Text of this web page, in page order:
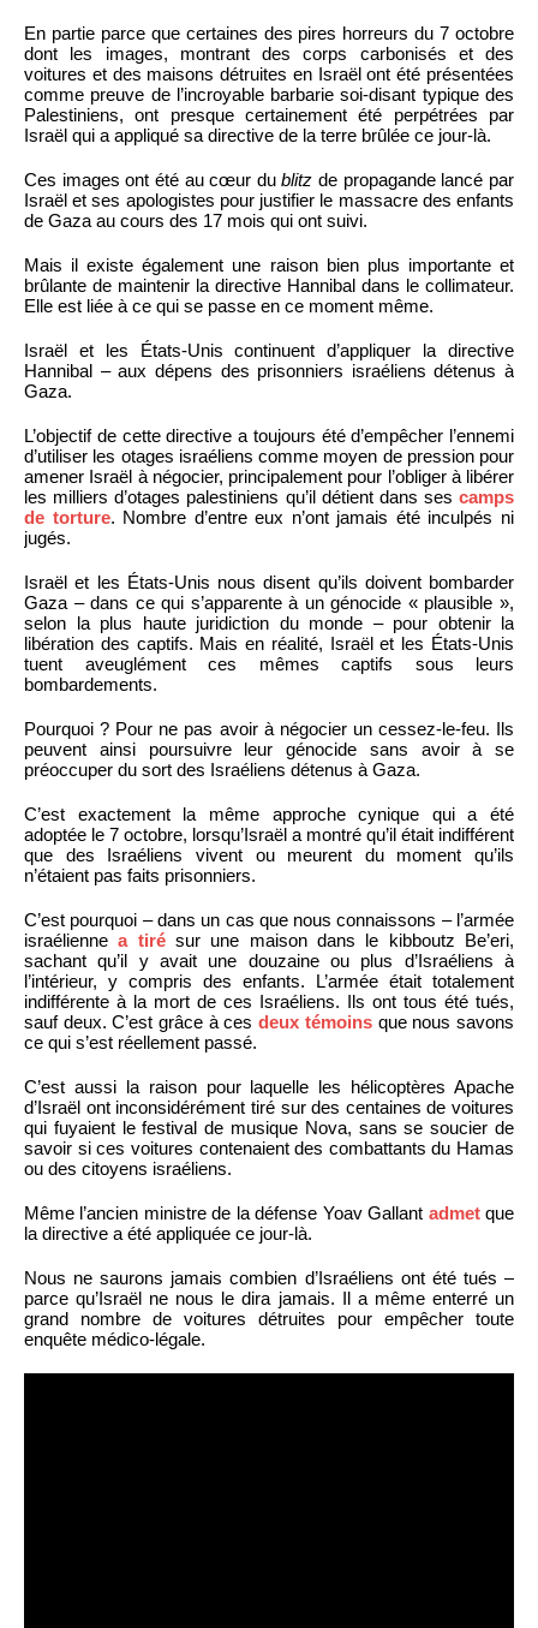
En partie parce que certaines des pires horreurs du 7 octobre
dont les images, montrant des corps carbonisés et des
voitures et des maisons détruites en Israël ont été présentées
comme preuve de l’incroyable barbarie soi-disant typique des
Palestiniens, ont presque certainement été perpétrées par
Israël qui a appliqué sa directive de la terre brûlée ce jour-là.
Ces images ont été au cœur dublitz de propagande lancé par
Israël et ses apologistes pour justifier le massacre des enfants
de Gaza au cours des 17 mois qui ont suivi.
Mais il existe également une raison bien plus importante et
brûlante de maintenir la directive Hannibal dans le collimateur.
Elle est liée à ce qui se passe en ce moment même.
Israël et les États-Unis continuent d’appliquer la directive
Hannibal – aux dépens des prisonniers israéliens détenus à
Gaza.
L’objectif de cette directive a toujours été d’empêcher l’ennemi
d’utiliser les otages israéliens comme moyen de pression pour
amener Israël à négocier, principalement pour l’obliger à libérer
les milliers d’otages palestiniens qu’il détient dans ses camps
de torture. Nombre d’entre eux n’ont jamais été inculpés ni
jugés.
Israël et les États-Unis nous disent qu’ils doivent bombarder
Gaza – dans ce qui s’apparente à un génocide « plausible »,
selon la plus haute juridiction du monde – pour obtenir la
libération des captifs. Mais en réalité, Israël et les États-Unis
tuent aveuglément ces mêmes captifs sous leurs
bombardements.
Pourquoi ? Pour ne pas avoir à négocier un cessez-le-feu. Ils
peuvent ainsi poursuivre leur génocide sans avoir à se
préoccuper du sort des Israéliens détenus à Gaza.
C’est exactement la même approche cynique qui a été
adoptée le 7 octobre, lorsqu’Israël a montré qu’il était indifférent
que des Israéliens vivent ou meurent du moment qu’ils
n’étaient pas faits prisonniers.
C’est pourquoi – dans un cas que nous connaissons – l’armée
israéliennea tirésur une maison dans le kibboutz Be’eri,
sachant qu’il y avait une douzaine ou plus d’Israéliens à
l’intérieur, y compris des enfants. L’armée était totalement
indifférente à la mort de ces Israéliens. Ils ont tous été tués,
sauf deux. C’est grâce à cesdeux témoinsque nous savons
ce qui s’est réellement passé.
C’est aussi la raison pour laquelle les hélicoptères Apache
d’Israël ont inconsidérément tiré sur des centaines de voitures
qui fuyaient le festival de musique Nova, sans se soucier de
savoir si ces voitures contenaient des combattants du Hamas
ou des citoyens israéliens.
Même l’ancien ministre de la défense Yoav Gallant admetque
la directive a été appliquée ce jour-là.
Nous ne saurons jamais combien d’Israéliens ont été tués –
parce qu’Israël ne nous le dira jamais. Il a même enterré un
grand nombre de voitures détruites pour empêcher toute
enquête médico-légale.